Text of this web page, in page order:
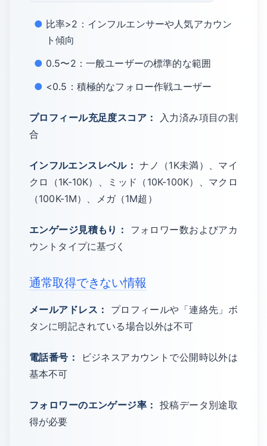
比率>2：インフルエンサーや人気アカウン
ト傾向
0.5〜2：一般ユーザーの標準的な範囲
<0.5：積極的なフォロー作戦ユーザー
プロフィール充足度スコア：
入力済み項目の割
合
インフルエンスレベル： ナノ（1K未満）、マイ
クロ（1K-10K）、ミッド（10K-100K）、マクロ
（100K-1M）、メガ（1M超）
エンゲージ見積もり：
フォロワー数およびアカ
ウントタイプに基づく
通常取得できない情報
メールアドレス：
プロフィールや「連絡先」ボ
タンに明記されている場合以外は不可
電話番号：
ビジネスアカウントで公開時以外は
基本不可
フォロワーのエンゲージ率： 投稿データ別途取
得が必要